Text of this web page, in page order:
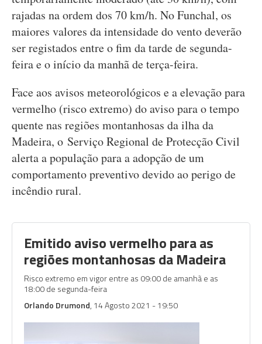
rajadas na ordem dos 70 km/h. No Funchal, os
maiores valores da intensidade do vento deverão
ser registados entre o fim da tarde de segunda-
feira e o início da manhã de terça-feira.
Face aos avisos meteorológicos e a elevação para
vermelho (risco extremo) do aviso para o tempo
quente nas regiões montanhosas da ilha da
Madeira, o Serviço Regional de Protecção Civil
alerta a população para a adopção de um
comportamento preventivo devido ao perigo de
incêndio rural.
Emitido aviso vermelho para as
regiões montanhosas da Madeira
Risco extremo em vigor entre as 09:00 de amanhã e as
18:00 de segunda-feira
Orlando Drumond, 14 Agosto 2021 - 19:50